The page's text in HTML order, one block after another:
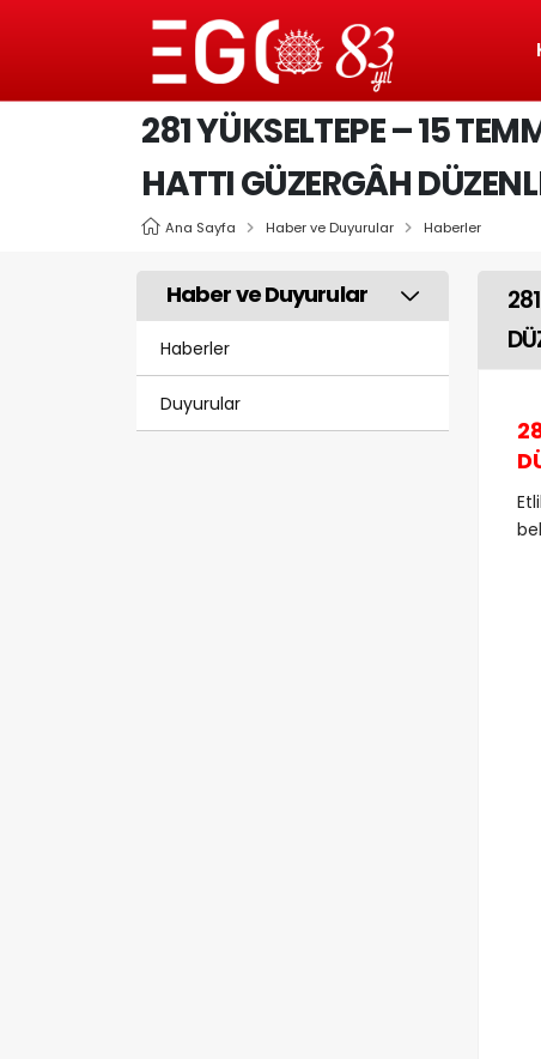
281 YÜKSELTEPE – 15
HATTI GÜZERGÂH
Ana Sayfa Haber ve Duyurular Haberler
Haber ve Duyurular
Haberler
Duyurular